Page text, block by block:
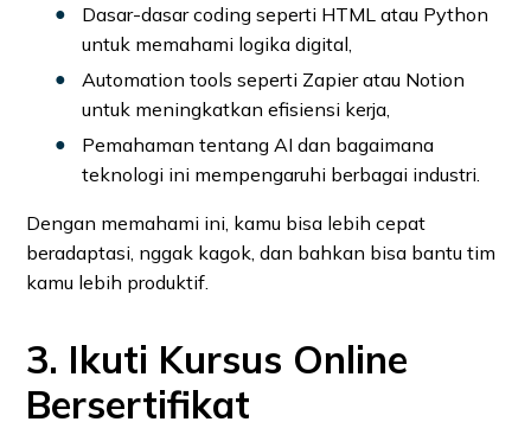
Dasar-dasar coding seperti HTML atau Python
untuk memahami logika digital,
Automation tools seperti Zapier atau Notion
untuk meningkatkan efisiensi kerja,
Pemahaman tentang AI dan bagaimana
teknologi ini mempengaruhi berbagai industri.
Dengan memahami ini, kamu bisa lebih cepat
beradaptasi, nggak kagok, dan bahkan bisa bantu tim
kamu lebih produktif.
3. Ikuti Kursus Online
Bersertifikat